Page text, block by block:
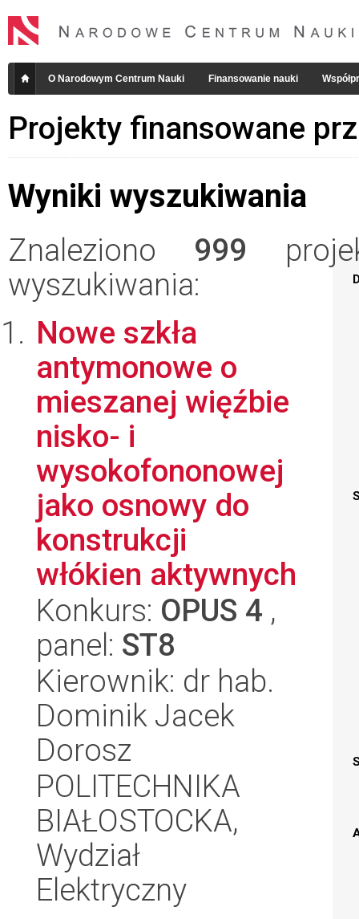
O Narodowym Centrum Nauki Finansowanie nauki
Projekty finansowane
Wyniki wyszukiwania
Znaleziono 999
wyszukiwania:
Nowe szkła
antymonowe o
mieszanej więźbie
nisko- i
wysokofononowej
jako osnowy do
konstrukcji
włókien aktywnych
Konkurs: OPUS 4 ,
panel: ST8
Kierownik: dr hab.
Dominik Jacek
Dorosz
POLITECHNIKA
BIAŁOSTOCKA,
Wydział
Elektryczny